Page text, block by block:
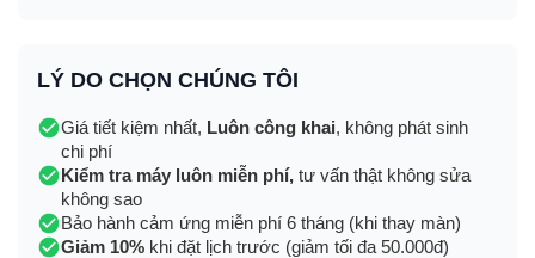
LÝ DO CHỌN CHÚNG TÔI
Giá tiết kiệm nhất, Luôn công khai, không phát sinh
chi phí
Kiểm tra máy luôn miễn phí, tư vấn thật không sửa
không sao
Bảo hành cảm ứng miễn phí 6 tháng (khi thay màn)
Giảm 10% khi đặt lịch trước (giảm tối đa 50.000đ)